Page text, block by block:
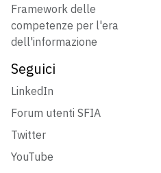
Framework delle
competenze per l'era
dell'informazione
Seguici
LinkedIn
Forum utenti SFIA
Twitter
YouTube